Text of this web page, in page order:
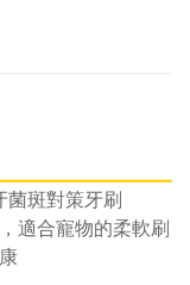
菌斑對策牙刷
適合寵物的柔軟刷